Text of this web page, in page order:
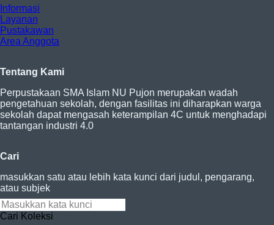
Informasi
Layanan
Pustakawan
Area Anggota
Tentang Kami
Perpustakaan SMA Islam NU Pujon merupakan wadah
pengetahuan sekolah, dengan fasilitas ini diharapkan warga
sekolah dapat mengasah keterampilan 4C untuk menghadapi
tantangan industri 4.0
Cari
masukkan satu atau lebih kata kunci dari judul, pengarang,
atau subjek
Cari Koleksi